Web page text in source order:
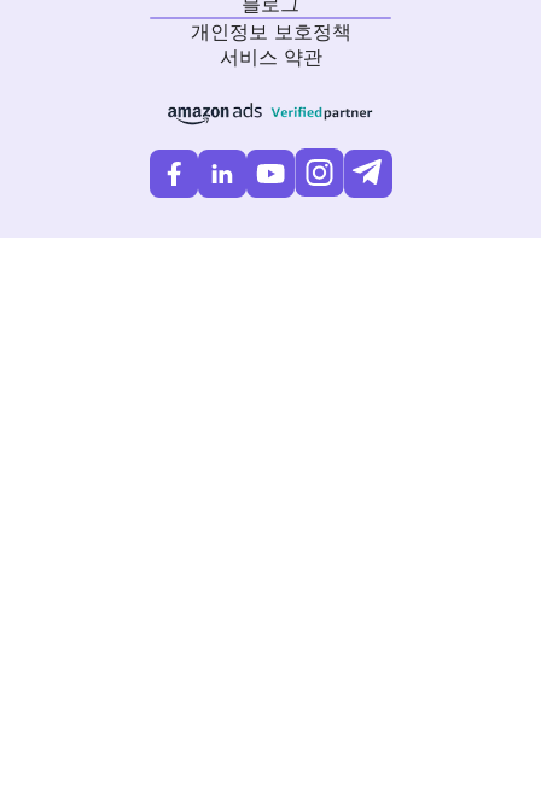
개인정보 보호정책
서비스 약관